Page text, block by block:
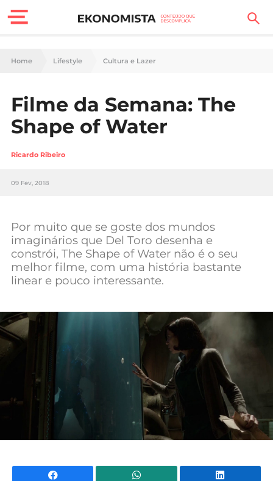
Finanças Pessoais
Carreira
Casa
Tecnologia
Negócios
Mundial 2026
Home Lifestyle Cultura e Lazer
Filme da Semana: The
Shape of Water
Ricardo Ribeiro
09 Fev, 2018
Por muito que se goste dos mundos
imaginários que Del Toro desenha e
constrói, The Shape of Water não é o seu
melhor filme, com uma história bastante
linear e pouco interessante.
Facebook WhatsApp